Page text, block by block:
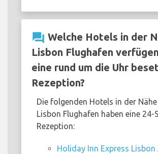
question_answer Welche Hotels in der
Lisbon Flughafen
eine rund um die Uhr
Rezeption?
Die folgenden Hotels in der
Lisbon Flughafen haben eine 24-
Rezeption:
Holiday Inn Express